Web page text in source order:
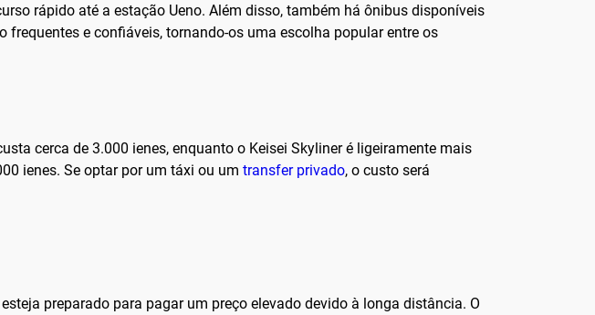
rápido até a estação Ueno. Além disso, também há ônibus disponíveis
e confiáveis, tornando-os uma escolha popular entre os
cerca de 3.000 ienes, enquanto o Keisei Skyliner é ligeiramente mais
ienes. Se optar por um táxi ou um transfer privado, o custo será
preparado para pagar um preço elevado devido à longa distância. O